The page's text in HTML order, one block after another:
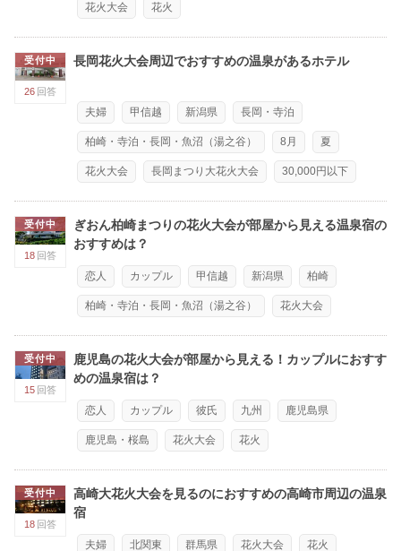
花火大会 花火
受付中
26 回答
長岡花火大会周辺でおすすめの温泉があるホテル
夫婦 甲信越 新潟県 長岡・寺泊
柏崎・寺泊・長岡・魚沼（湯之谷） 8月 夏
花火大会 長岡まつり大花火大会 30,000円以下
受付中
18 回答
ぎおん柏崎まつりの花火大会が部屋から見える温泉宿の
おすすめは？
恋人 カップル 甲信越 新潟県 柏崎
柏崎・寺泊・長岡・魚沼（湯之谷） 花火大会
受付中
15 回答
鹿児島の花火大会が部屋から見える！カップルにおすす
めの温泉宿は？
恋人 カップル 彼氏 九州 鹿児島県
鹿児島・桜島 花火大会 花火
受付中
18 回答
高崎大花火大会を見るのにおすすめの高崎市周辺の温泉
宿
夫婦 北関東 群馬県 花火大会 花火